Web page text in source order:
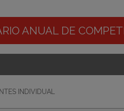
ANUAL DE
INDIVIDUAL